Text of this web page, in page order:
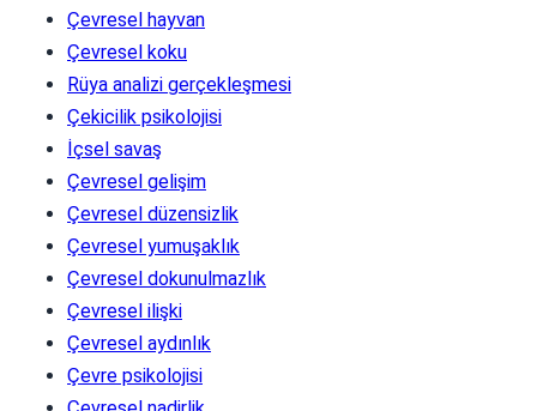
Çevresel hayvan
Çevresel koku
Rüya analizi gerçekleşmesi
Çekicilik psikolojisi
İçsel savaş
Çevresel gelişim
Çevresel düzensizlik
Çevresel yumuşaklık
Çevresel dokunulmazlık
Çevresel ilişki
Çevresel aydınlık
Çevre psikolojisi